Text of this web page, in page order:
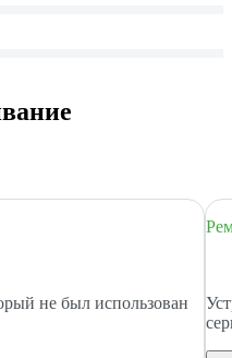
не был использован